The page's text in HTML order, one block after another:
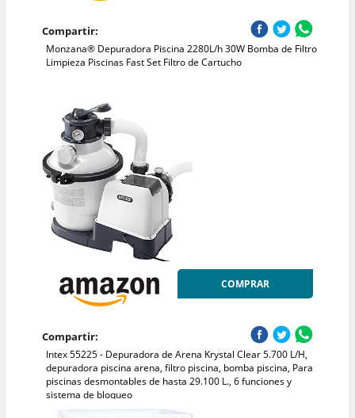
Compartir:
Monzana® Depuradora Piscina 2280L/h 30W Bomba de Filtro
Limpieza Piscinas Fast Set Filtro de Cartucho
COMPRAR
Compartir:
Intex 55225 - Depuradora de Arena Krystal Clear 5.700 L/H,
depuradora piscina arena, filtro piscina, bomba piscina, Para
piscinas desmontables de hasta 29.100 L., 6 funciones y
sistema de bloqueo